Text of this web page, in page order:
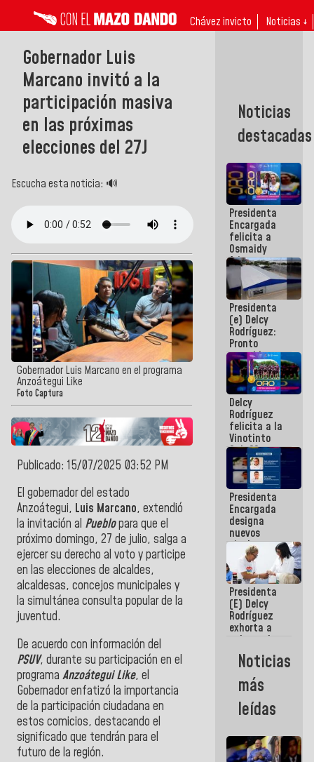
Chávez invicto Noticias ↓
Gobernador Luis
Marcano invitó a la
participación masiva
en las próximas
elecciones del 27J
Escucha esta noticia: 🔊
Gobernador Luis Marcano en el programa
Anzoátegui Like
Foto Captura
Publicado: 15/07/2025 03:52 PM
El gobernador del estado
Anzoátegui, Luis Marcano, extendió
la invitación al Pueblopara que el
próximo domingo, 27 de julio, salga a
ejercer su derecho al voto y participe
en las elecciones de alcaldes,
alcaldesas, concejos municipales y
la simultánea consulta popular de la
juventud.
De acuerdo con información del
PSUV, durante su participación en el
programa Anzoátegui Like, el
Gobernador enfatizó la importancia
de la participación ciudadana en
estos comicios, destacando el
significado que tendrán para el
futuro de la región.
Noticias
destacadas
Presidenta
Encargada
felicita a
Osmaidy
Arias y
Giraly
Marcano por
hacer
historia en
los
Centroamericanos
Presidenta
(e) Delcy
Rodríguez:
Pronto
restableceremos
las
operaciones
en el
Aeropuerto
Internacional
de
Maiquetía
Delcy
Rodríguez
felicita a la
Vinotinto
Sub 20
campeona
frente
México Sub
23 en los
Centroamericanos
Presidenta
Encargada
designa
nuevos
titulares en
Viceministerio
de Energía
Eléctrica y
CORPOELEC
Presidenta
(E) Delcy
Rodríguez
exhorta a
gobernadores
y alcaldes a
edificar
casas para
abuelos
Noticias
más
leídas